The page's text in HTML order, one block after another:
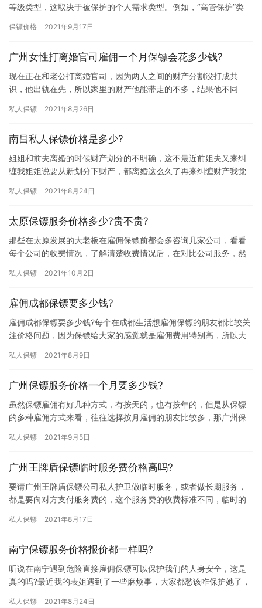
等级类型，这取决于被保护的个人需求类型。例如，“高管保护”类
保镖价格 2021年9月17日
广州女性打离婚官司雇佣一个月保镖会花多少钱?
现在正在和老公打离婚官司，因为两人之间的财产分割没打成共
识，他出轨在先，所以家里的财产他能带走的不多，结果他不同
害，所以想…
私人保镖 2021年8月26日
南昌私人保镖价格是多少?
姐姐和前夫离婚的时候财产划分的不明确，这不最近前姐夫又来纠
缠我姐姐说要从新划分下财产，都离婚这么久了再来纠缠财产我觉
下吧…
私人保镖 2021年8月24日
太原保镖服务价格多少?贵不贵?
那些在太原发展的大老板在雇佣保镖前都会多咨询几家公司，看看
每个公司的收费情况，了解清楚收费情况后，在对比公司服务，然
不贵…
私人保镖 2021年10月2日
雇佣成都保镖要多少钱?
雇佣成都保镖要多少钱?每个在成都生活想雇佣保镖的朋友都比较关
注价格问题，因为保镖给大家的感觉就是雇佣费用特别高，所以大
多少…
私人保镖 2021年8月9日
广州保镖服务价格一个月要多少钱?
虽然保镖雇佣有好几种方式，有按天的，也有按年的，但是从保镖
的多种雇佣方式来看，往往选择按月雇佣的朋友比较多，那广州保
般…
私人保镖 2021年9月5日
广州王牌盾保镖临时服务费价格高吗?
要请广州王牌盾保镖公司私人护卫做临时服务，或者做长期服务，
都是要向对方支付服务费的，这个服务费的收费标准不同，临时的
服务费…
私人保镖 2021年8月17日
南宁保镖服务价格报价都一样吗?
听说在南宁遇到危险直接雇佣保镖可以保护我们的人身安全，这是
真的吗?最近我的表姐遇到了一些麻烦事，大家都愁该咋保护她了，
私人保镖 2021年8月24日